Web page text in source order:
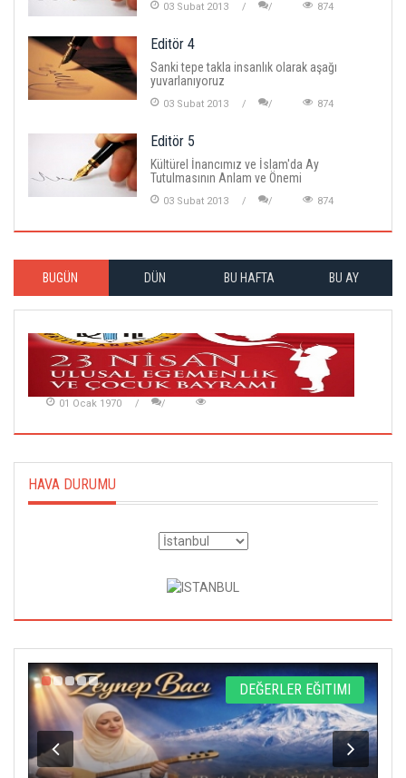
03 Subat 2013 874
Editör 4
Sanki tepe takla insanlık olarak aşağı
yuvarlanıyoruz
03 Subat 2013 874
Editör 5
Kültürel İnancımız ve İslam'da Ay
Tutulmasının Anlam ve Önemi
03 Subat 2013 874
BUGÜN DÜN BU HAFTA BU AY
01 Ocak 1970
HAVA DURUMU
DEĞERLER EĞITIMI